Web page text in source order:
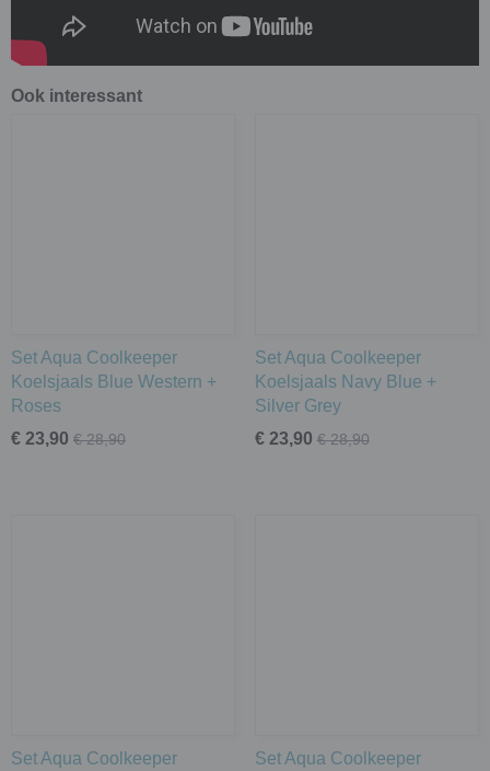
Ook interessant
Set Aqua Coolkeeper
Koelsjaals Blue Western +
Roses
€ 23,90 € 28,90
Set Aqua Coolkeeper
Koelsjaals Navy Blue +
Silver Grey
€ 23,90 € 28,90
Set Aqua Coolkeeper
Set Aqua Coolkeeper